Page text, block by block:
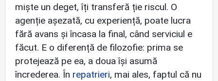
miște un deget, îți transferă ție riscul. O
agenție așezată, cu experiență, poate lucra
fără avans și încasa la final, când serviciul e
făcut. E o diferență de filozofie: prima se
protejează pe ea, a doua își asumă
încrederea. În repatrieri, mai ales, faptul că nu